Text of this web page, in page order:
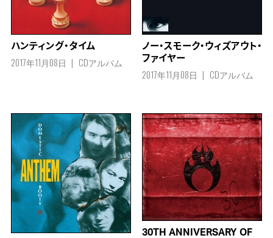
ハンティング・タイム
2017年11月08日 CDアルバム
ノー・スモーク・ウィズアウト・
ファイヤー
2017年11月08日 CDアルバム
30TH ANNIVERSARY OF